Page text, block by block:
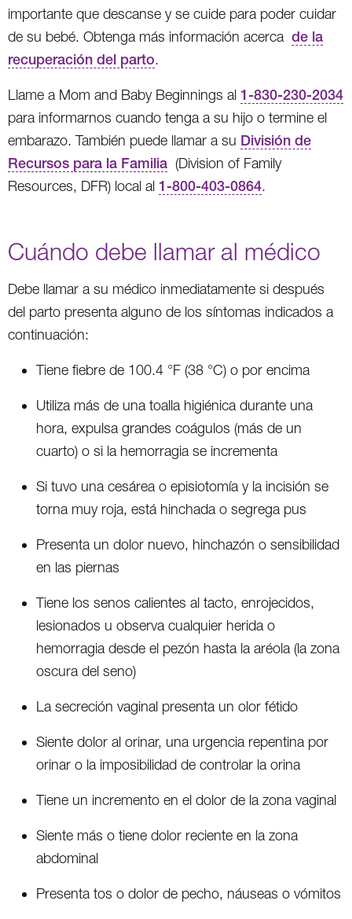
importante que descanse y se cuide para poder cuidar
de su bebé. Obtenga más información acerca de la
recuperación del parto.
Llame a Mom and Baby Beginnings al 1-830-230-2034
para informarnos cuando tenga a su hijo o termine el
embarazo. También puede llamar a su División de
Recursos para la Familia (Division of Family
Resources, DFR) local al 1-800-403-0864.
Cuándo debe llamar al médico
Debe llamar a su médico inmediatamente si después
del parto presenta alguno de los síntomas indicados a
continuación:
Tiene fiebre de 100.4 °F (38 °C) o por encima
Utiliza más de una toalla higiénica durante una
hora, expulsa grandes coágulos (más de un
cuarto) o si la hemorragia se incrementa
Si tuvo una cesárea o episiotomía y la incisión se
torna muy roja, está hinchada o segrega pus
Presenta un dolor nuevo, hinchazón o sensibilidad
en las piernas
Tiene los senos calientes al tacto, enrojecidos,
lesionados u observa cualquier herida o
hemorragia desde el pezón hasta la aréola (la zona
oscura del seno)
La secreción vaginal presenta un olor fétido
Siente dolor al orinar, una urgencia repentina por
orinar o la imposibilidad de controlar la orina
Tiene un incremento en el dolor de la zona vaginal
Siente más o tiene dolor reciente en la zona
abdominal
Presenta tos o dolor de pecho, náuseas o vómitos